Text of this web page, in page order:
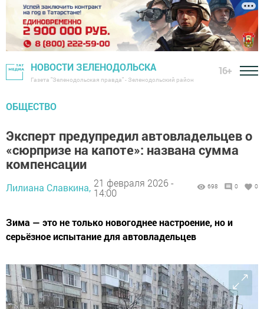
НОВОСТИ ЗЕЛЕНОДОЛЬСКА
Газета "Зеленодольская правда" - Зеленодольский район
16+
ОБЩЕСТВО
Эксперт предупредил автовладельцев о
«сюрпризе на капоте»: названа сумма
компенсации
Лилиана Славкина, 21 февраля 2026 -
14:00
698 0 0
Зима — это не только новогоднее настроение, но и
серьёзное испытание для автовладельцев